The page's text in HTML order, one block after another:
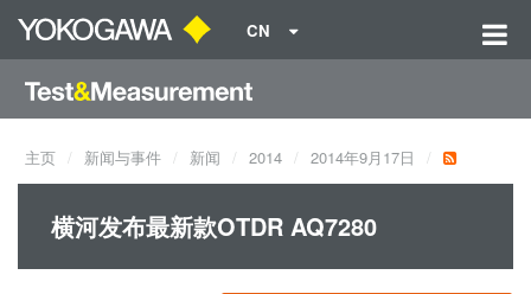
CN
主页 新闻与事件 新闻 2014 2014年9月17日
横河发布最新款OTDR AQ7280